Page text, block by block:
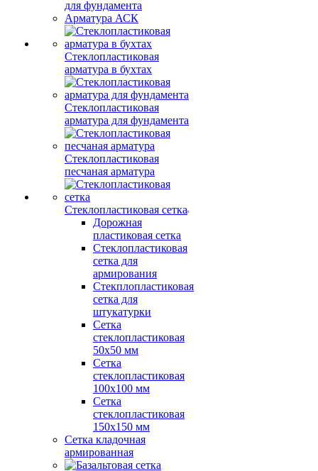
для фундамента
Арматура АСК
Стеклопластиковая
арматура в бухтах
Стеклопластиковая
арматура для фундамента
Стеклопластиковая
песчаная арматура
Стеклопластиковая сетка
Дорожная
пластиковая сетка
Стеклопластиковая
сетка для
армирования
Стекплопластиковая
сетка для
штукатурки
Сетка
стеклопластиковая
50x50 мм
Сетка
стеклопластиковая
100x100 мм
Сетка
стеклопластиковая
150x150 мм
Сетка кладочная
армированная